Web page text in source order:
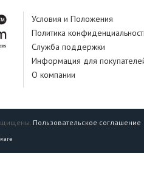
Условия и Положения
Политика
Служба поддержки
Информация для
О компании
Пользовательское соглашение